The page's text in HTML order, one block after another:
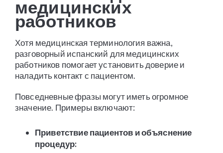
медицинских
работников
Хотя медицинская терминология важна,
разговорный испанский для медицинских
работников помогает установить доверие и
наладить контакт с пациентом.
Повседневные фразы могут иметь огромное
значение. Примеры включают:
Приветствие пациентов и объяснение
процедур: